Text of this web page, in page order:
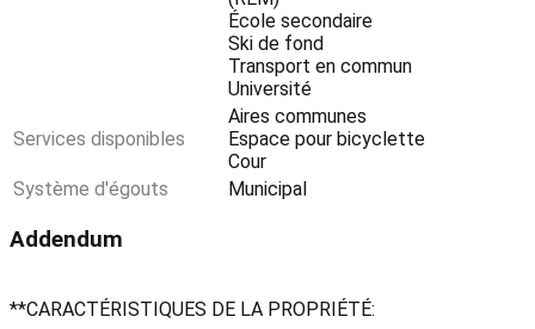
École secondaire
Ski de fond
Transport en commun
Université
Services disponibles
Aires communes
Espace pour bicyclette
Cour
Système d'égouts
Municipal
Addendum
**CARACTÉRISTIQUES DE LA PROPRIÉTÉ: